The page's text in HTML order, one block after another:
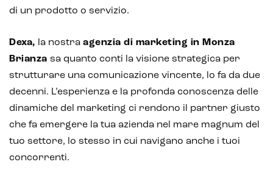
Chatbot e assistenti virtuali
Realtà Aumentata
Realtà Virtuale
Metaverso
di un prodotto o servizio.
Dexa, la nostraagenzia di marketing in Monza
Brianza sa quanto conti la visione strategica per
strutturare una comunicazione vincente, lo fa da due
decenni. L’esperienza e la profonda conoscenza delle
dinamiche del marketing ci rendono il partner giusto
che fa emergere la tua azienda nel mare magnum del
tuo settore, lo stesso in cui navigano anche i tuoi
concorrenti.